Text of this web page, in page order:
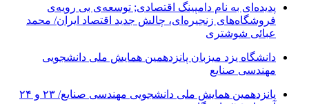
پدیده‌ای به نام دامپینگ اقتصادی; توسعه‌ی بی رویه‌ی
فروشگاه‌های زنجیره‌ای، چالش جدید اقتصاد ایران/ محمد
عبائی شوشتری
دانشگاه یزد میزبان پانزدهمین همایش ملی دانشجویی
مهندسی صنایع
پانزدهمین همایش ملی دانشجویی مهندسی صنایع/ ۲۳ و ۲۴